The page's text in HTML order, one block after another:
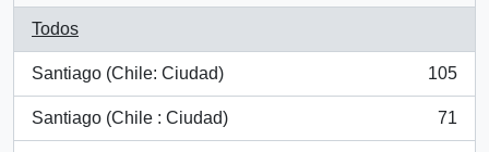
Todos
Santiago (Chile: Ciudad)
, 105 resultados
105
Santiago (Chile : Ciudad)
, 71 resultados
71